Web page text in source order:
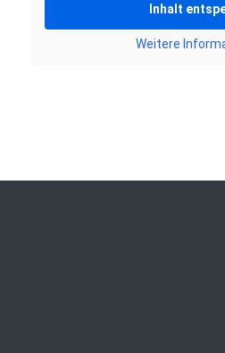
Inhalt
Weitere